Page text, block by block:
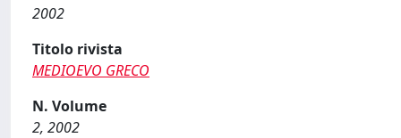
2002
Titolo rivista
MEDIOEVO GRECO
N. Volume
2, 2002